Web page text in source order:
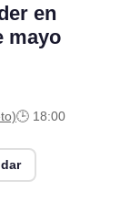
en
mayo
🕒 18:00